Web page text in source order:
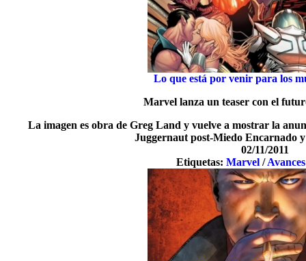
Lo que está por venir para los
Marvel lanza un teaser con el
La imagen es obra de Greg Land y vuelve a mostrar la
Juggernaut post-Miedo Encarnado
02/11/2011
Etiquetas: Marvel /Avances